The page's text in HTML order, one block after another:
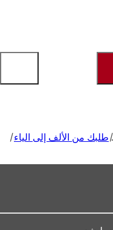
طلبك من الألف إلى الياء